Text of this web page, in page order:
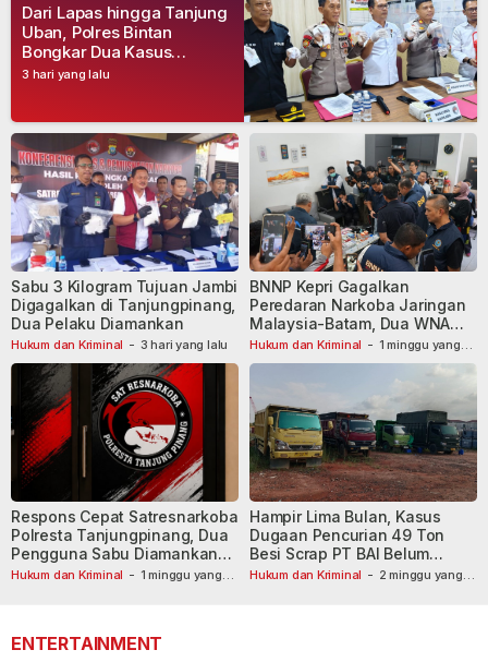
3 hari yang lalu
Dari Lapas hingga Tanjung
Uban, Polres Bintan
Bongkar Dua Kasus
Narkoba, Empat Tersangka
Hukum dan Kriminal - 3 hari yang lalu
Sabu 3 Kilogram Tujuan Jambi
Digagalkan di Tanjungpinang,
Dua Pelaku Diamankan
Hukum dan Kriminal - 1 minggu yang
BNNP Kepri Gagalkan
Peredaran Narkoba Jaringan
Malaysia-Batam, Dua WNA
Masih Diburu
Hukum dan Kriminal - 1 minggu yang
Respons Cepat Satresnarkoba
Polresta Tanjungpinang, Dua
Pengguna Sabu Diamankan
Usai Dilaporkan ke Call Center
Hukum dan Kriminal - 2 minggu yang
Hampir Lima Bulan, Kasus
Dugaan Pencurian 49 Ton
Besi Scrap PT BAI Belum
Tetapkan Tersangka
ENTERTAINMENT